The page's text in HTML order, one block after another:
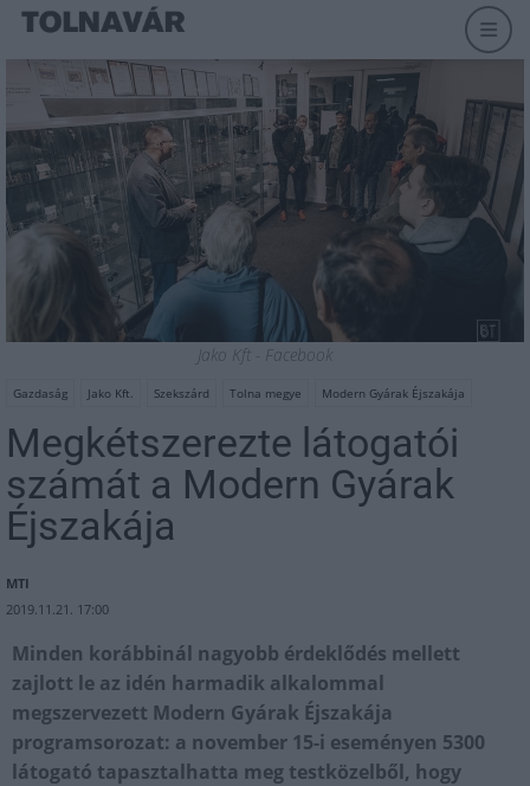
Jako Kft - Facebook
Gazdaság Jako Kft. Szekszárd Tolna megye Modern Gyárak Éjszakája
Megkétszerezte látogatói
számát a Modern Gyárak
Éjszakája
MTI
2019.11.21. 17:00
Minden korábbinál nagyobb érdeklődés mellett
zajlott le az idén harmadik alkalommal
megszervezett Modern Gyárak Éjszakája
programsorozat: a november 15-i eseményen 5300
látogató tapasztalhatta meg testközelből, hogy